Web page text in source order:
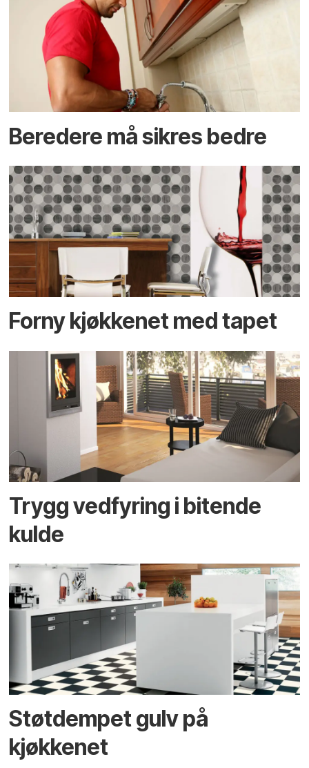
Beredere må sikres bedre
Forny kjøkkenet med tapet
Trygg vedfyring i bitende
kulde
Støtdempet gulv på
kjøkkenet